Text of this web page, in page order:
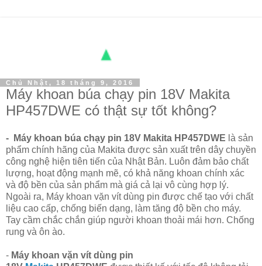
Chủ Nhật, 18 tháng 9, 2016
Máy khoan búa chạy pin 18V Makita
HP457DWE có thật sự tốt không?
- Máy khoan búa chạy pin 18V Makita HP457DWE là sản
phẩm chính hãng của Makita được sản xuất trên dây chuyền
công nghệ hiện tiên tiến của Nhật Bản. Luôn đảm bảo chất
lượng, hoạt động mạnh mẽ, có khả năng khoan chính xác
và độ bền của sản phẩm mà giá cả lại vô cùng hợp lý.
Ngoài ra, Máy khoan vặn vít dùng pin được chế tạo với chất
liệu cao cấp, chống biến dạng, làm tăng độ bền cho máy.
Tay cầm chắc chắn giúp người khoan thoải mái hơn. Chống
rung và ôn ào.
- Máy khoan vặn vít dùng pin